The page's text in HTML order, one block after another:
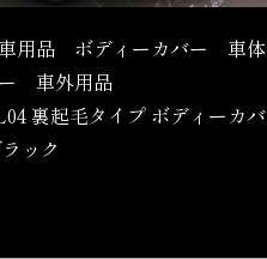
用品 ボディーカバー 車体
車外用品
裏起毛タイプ ボディーカバ
ック